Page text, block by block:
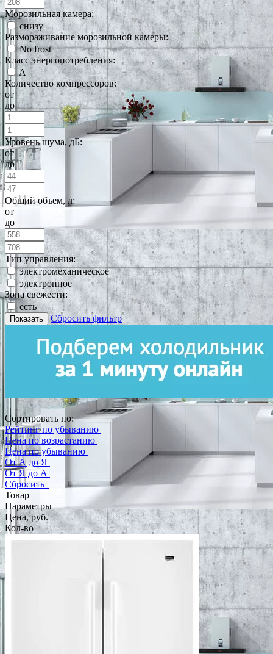
Морозильная камера:
снизу
Размораживание морозильной камеры:
No frost
Класс энергопотребления:
A
Количество компрессоров:
от
до
Уровень шума, дБ:
от
до
Общий объем, л:
от
до
Тип управления:
электромеханическое
электронное
Зона свежести:
есть
Показать Сбросить фильтр
Сортировать по:
Рейтинг по убыванию
Цена по возрастанию
Цена по убыванию
От А до Я
От Я до А
Сбросить
Товар
Параметры
Цена, руб.
Кол-во